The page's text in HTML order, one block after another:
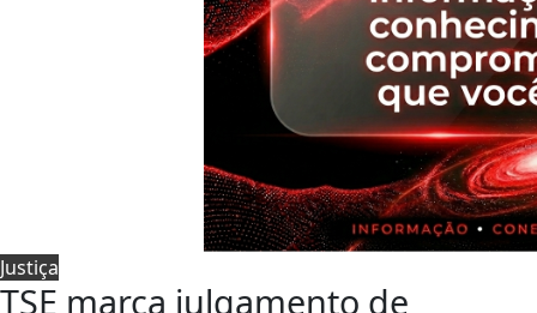
Justiça
TSE marca julgamento de